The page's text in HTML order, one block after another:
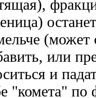
(может
или
и
"комета"